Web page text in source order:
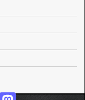
Mastodon